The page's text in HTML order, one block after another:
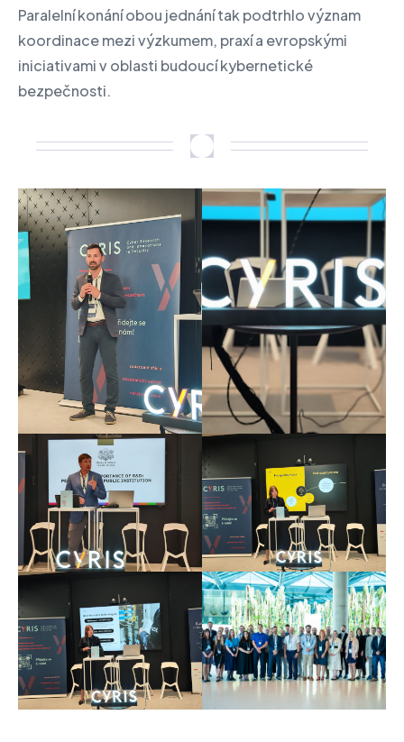
Paralelní konání obou jednání tak podtrhlo význam
koordinace mezi výzkumem, praxí a evropskými
iniciativami v oblasti budoucí kybernetické
bezpečnosti.